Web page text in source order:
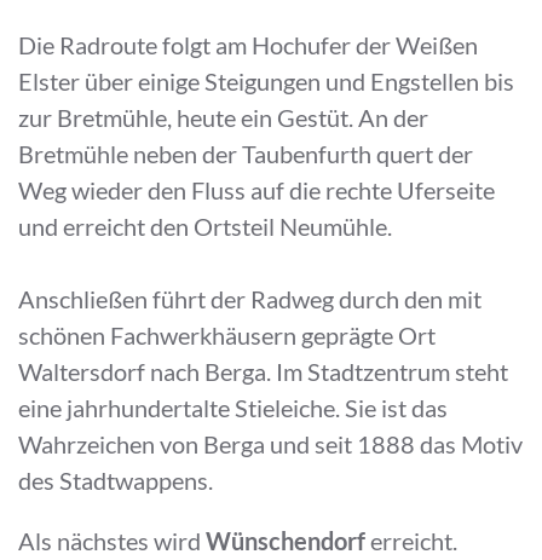
Die Radroute folgt am Hochufer der Weißen
Elster über einige Steigungen und Engstellen bis
zur Bretmühle, heute ein Gestüt. An der
Bretmühle neben der Taubenfurth quert der
Weg wieder den Fluss auf die rechte Uferseite
und erreicht den Ortsteil Neumühle.
Anschließen führt der Radweg durch den mit
schönen Fachwerkhäusern geprägte Ort
Waltersdorf nach Berga. Im Stadtzentrum steht
eine jahrhundertalte Stieleiche. Sie ist das
Wahrzeichen von Berga und seit 1888 das Motiv
des Stadtwappens.
Als nächstes wird Wünschendorferreicht.